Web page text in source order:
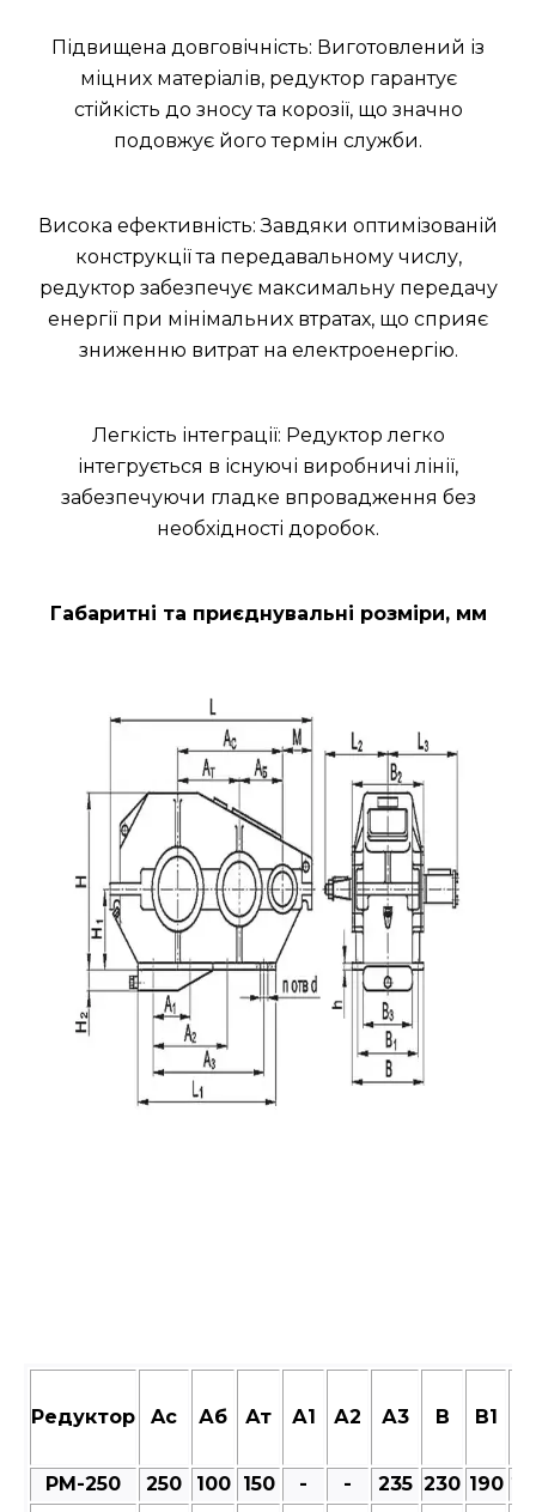
Підвищена довговічність: Виготовлений із
міцних матеріалів, редуктор гарантує
стійкість до зносу та корозії, що значно
подовжує його термін служби.
Висока ефективність: Завдяки оптимізованій
конструкції та передавальному числу,
редуктор забезпечує максимальну передачу
енергії при мінімальних втратах, що сприяє
зниженню витрат на електроенергію.
Легкість інтеграції: Редуктор легко
інтегрується в існуючі виробничі лінії,
забезпечуючи гладке впровадження без
необхідності доробок.
Габаритні та приєднувальні розміри, мм
Редуктор Aс Аб Ат А1 А2 А3 В В1
РМ-250 250 100 150 - - 235 230 190